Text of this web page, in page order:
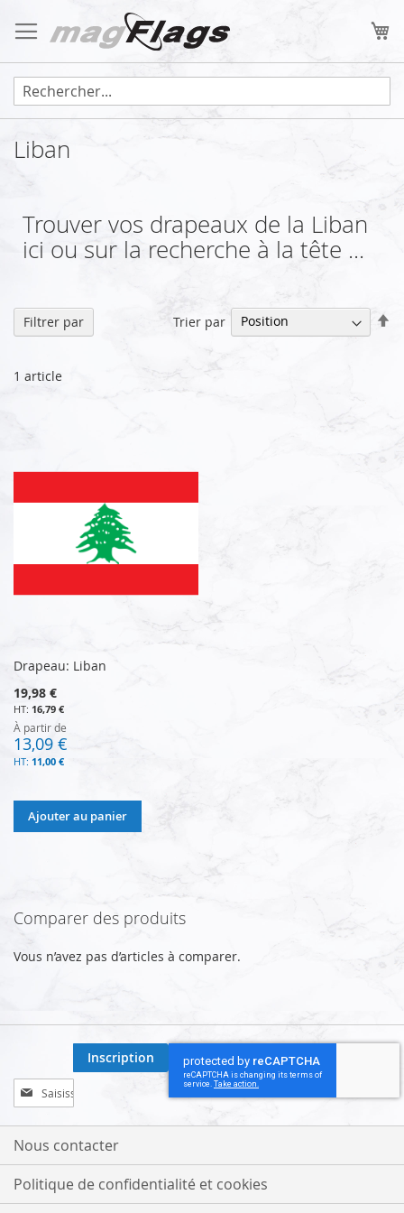
au
contenu
Liban
Trouver vos drapeaux de la Liban
ici ou sur la recherche à la tête ...
1 article
Trier par
Drapeau: Liban
19,98 €
16,79 €
À partir de
13,09 €
11,00 €
Ajouter au panier
Filtrer par
Comparer des produits
Vous n’avez pas d’articles à comparer.
Inscription
à
notre
lettre
:
Inscription
Nous contacter
Politique de confidentialité et cookies